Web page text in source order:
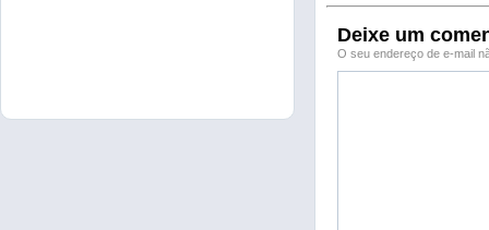
Deixe um
O seu endereço de e-mail